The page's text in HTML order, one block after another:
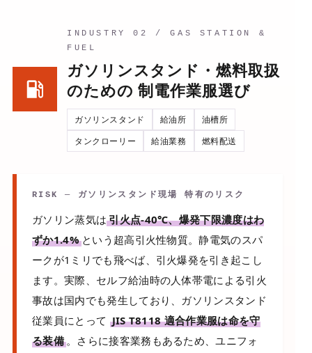
INDUSTRY 02 / GAS STATION &
FUEL
ガソリンスタンド・燃料取扱
のための 制電作業服選び
ガソリンスタンド 給油所
油槽所
タンクローリー
給油業務 燃料配送
RISK ─ ガソリンスタンド現場 特有のリスク
ガソリン蒸気は引火点-40℃、爆発下限濃度はわ
ずか1.4%という超高引火性物質。静電気のスパ
ークが1ミリでも飛べば、引火爆発を引き起こし
ます。実際、セルフ給油時の人体帯電による引火
事故は国内でも発生しており、ガソリンスタンド
従業員にとって JIS T8118 適合作業服は命を守
る装備。さらに接客業務もあるため、ユニフォ